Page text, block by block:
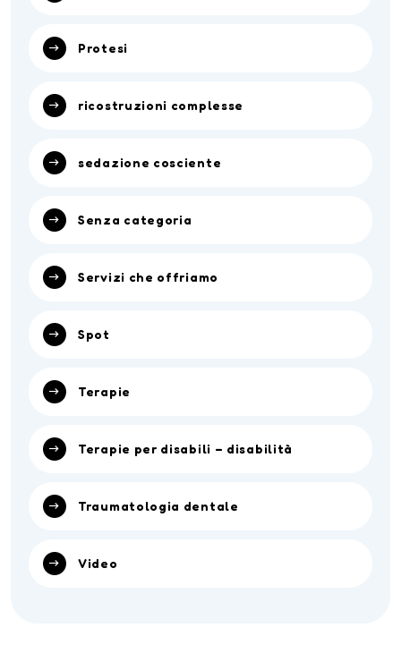
Protesi
ricostruzioni complesse
sedazione cosciente
Senza categoria
Servizi che offriamo
Spot
Terapie
Terapie per disabili – disabilità
Traumatologia dentale
Video